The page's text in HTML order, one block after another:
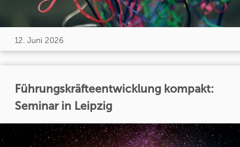
12. Juni 2026
Führungskräfteentwicklung kompakt:
Seminar in Leipzig